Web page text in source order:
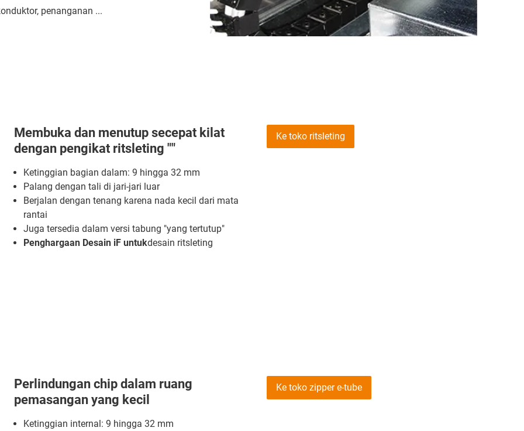
penanganan ...
Membuka dan menutup secepat kilat
dengan pengikat ritsleting ""
Ketinggian bagian dalam: 9 hingga 32 mm
Palang dengan tali di jari-jari luar
Berjalan dengan tenang karena nada kecil dari mata
rantai
Juga tersedia dalam versi tabung "yang tertutup"
Penghargaan Desain iF untukdesain ritsleting
Ke toko ritsleting
Perlindungan chip dalam ruang
pemasangan yang kecil
Ketinggian internal: 9 hingga 32 mm
Ke toko zipper e-tube